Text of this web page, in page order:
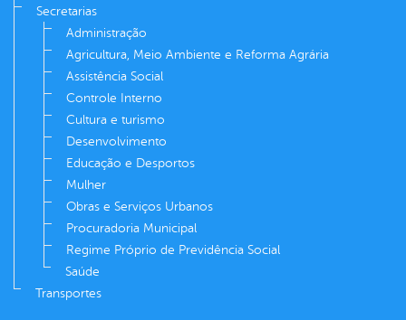
Secretarias
Administração
Agricultura, Meio Ambiente e Reforma Agrária
Assistência Social
Controle Interno
Cultura e turismo
Desenvolvimento
Educação e Desportos
Mulher
Obras e Serviços Urbanos
Procuradoria Municipal
Regime Próprio de Previdência Social
Saúde
Transportes